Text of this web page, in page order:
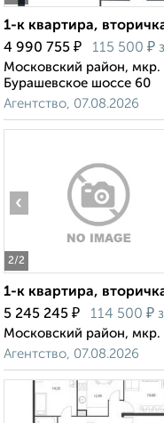
1-к квартира,
4 990 755 ₽ 115 500 ₽
Московский район,
Бурашевское шоссе 60
Агентство, 07.08.2026
2/2
‹
1-к квартира,
5 245 245 ₽ 114 500 ₽
Московский район,
Агентство, 07.08.2026